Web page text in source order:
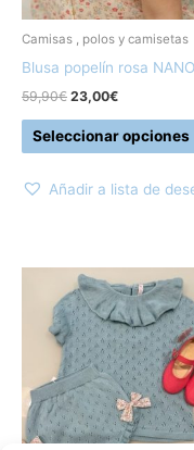
Camisas , polos y camisetas
Blusa popelín rosa
59,90€ 23,00€
Seleccionar opciones
Añadir a lista de
El
precio
original
era:
43,00€.
precio
actual
es:
13,00€.